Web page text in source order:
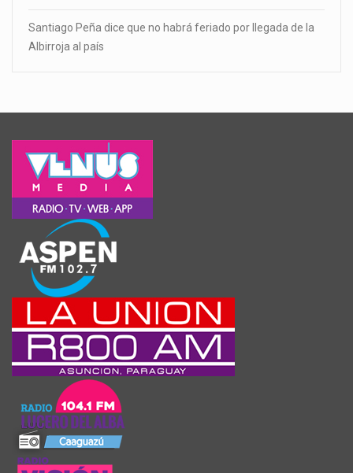
Santiago Peña dice que no habrá feriado por llegada de la
Albirroja al país